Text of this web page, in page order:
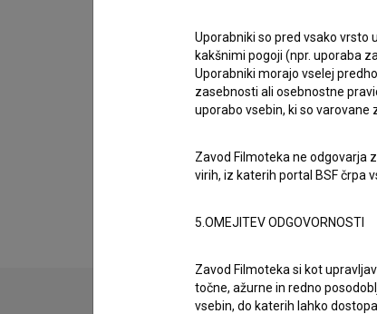
Organizacije
Razširjeni podatki
Uporabniki so pred vsako vrsto
kakšnimi pogoji (npr. uporaba
Uporabniki morajo vselej
zasebnosti ali osebnostne
uporabo vsebin, ki so varovane
Zavod Filmoteka ne odgovarja
virih, iz katerih portal BSF črpa
5.OMEJITEV ODGOVORNOSTI
Zavod Filmoteka si kot
točne, ažurne in redno
vsebin, do katerih lahko